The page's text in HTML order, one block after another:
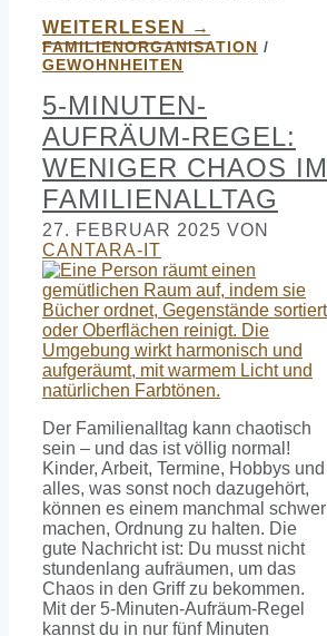
WEITERLESEN →
FAMILIENORGANISATION /
GEWOHNHEITEN
5-MINUTEN-
AUFRÄUM-REGEL:
WENIGER CHAOS IM
FAMILIENALLTAG
27. FEBRUAR 2025 VON
CANTARA-IT
Der Familienalltag kann chaotisch
sein – und das ist völlig normal!
Kinder, Arbeit, Termine, Hobbys und
alles, was sonst noch dazugehört,
können es einem manchmal schwer
machen, Ordnung zu halten. Die
gute Nachricht ist: Du musst nicht
stundenlang aufräumen, um das
Chaos in den Griff zu bekommen.
Mit der 5-Minuten-Aufräum-Regel
kannst du in nur fünf Minuten